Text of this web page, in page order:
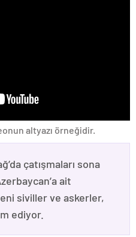
altyazı örneğidir.
çatışmaları sona
ait
siviller ve askerler,
ediyor.